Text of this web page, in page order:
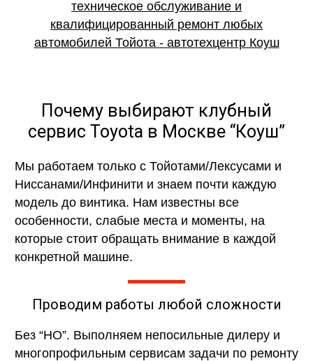
Почему выбирают клубный
сервис Toyota в Москве “Коуш”
Мы работаем только с Тойотами/Лексусами и
Ниссанами/Инфинити и знаем почти каждую
модель до винтика. Нам известны все
особенности, слабые места и моменты, на
которые стоит обращать внимание в каждой
конкретной машине.
Проводим работы любой сложности
Без “НО”. Выполняем непосильные дилеру и
многопрофильным сервисам задачи по ремонту